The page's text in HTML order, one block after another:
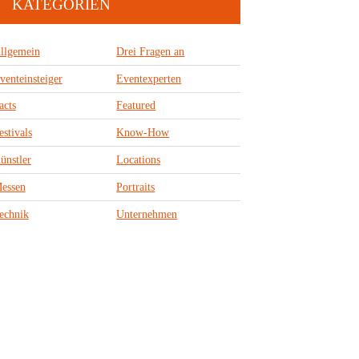
KATEGORIEN
Drei Fragen an
Eventexperten
Featured
Know-How
Locations
Portraits
Unternehmen